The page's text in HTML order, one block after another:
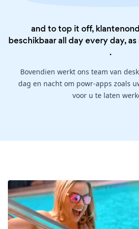
and to top it off,
beschikbaar all day every day,
.
Bovendien werkt ons team van
dag en nacht om powr-apps zoals
voor u te laten